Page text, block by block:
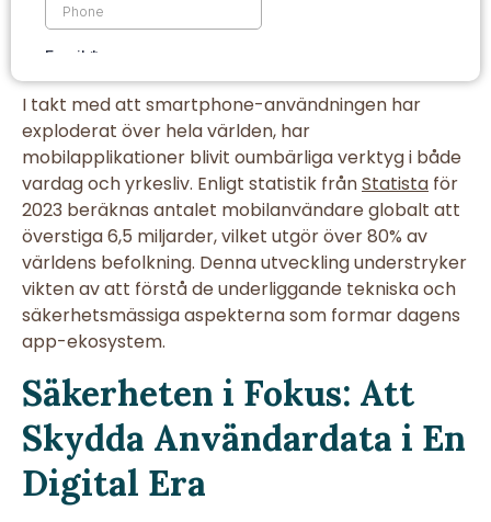
I takt med att smartphone-användningen har
exploderat över hela världen, har
mobilapplikationer blivit oumbärliga verktyg i både
vardag och yrkesliv. Enligt statistik frånStatista för
2023 beräknas antalet mobilanvändare globalt att
överstiga 6,5 miljarder, vilket utgör över 80% av
världens befolkning. Denna utveckling understryker
vikten av att förstå de underliggande tekniska och
säkerhetsmässiga aspekterna som formar dagens
app-ekosystem.
Säkerheten i Fokus: Att
Skydda Användardata i En
Digital Era